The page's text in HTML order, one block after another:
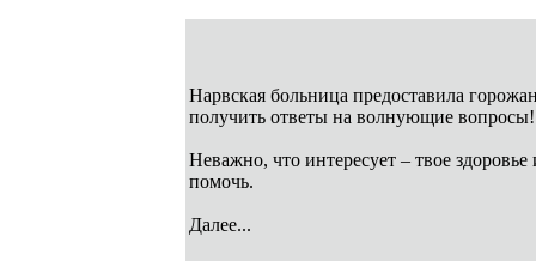
Нарвская больница предоставила
получить ответы на волнующие вопросы!
Неважно, что интересует – твое
помочь.
Далее...